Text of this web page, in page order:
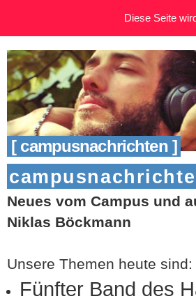
[ campusnachrichten ]
Neues vom Campus und
Niklas Böckmann
Unsere Themen heute sind:
Fünfter Band des
Diese Seite